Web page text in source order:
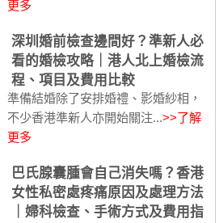
更多
深圳婚前檢查邊間好？準新人必
看的婚檢攻略｜港人北上婚檢流
程、項目及費用比較
準備結婚除了安排婚禮、影婚紗相，
不少香港準新人亦開始關注...>>了解
更多
巴氏腺囊腫會自己消失嗎？香港
女性私密處疼痛原因及處理方法
｜婦科檢查、手術方式及費用指